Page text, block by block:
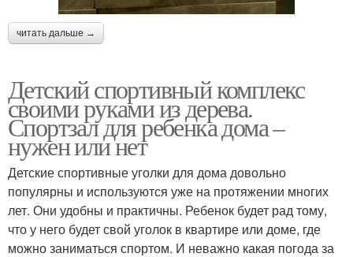
читать дальше →
Детский спортивный комплекс
своими руками из дерева.
Спортзал для ребенка дома –
нужен или нет
Детские спортивные уголки для дома довольно
популярны и используются уже на протяжении многих
лет. Они удобны и практичны. Ребенок будет рад тому,
что у него будет свой уголок в квартире или доме, где
можно заниматься спортом. И неважно какая погода за